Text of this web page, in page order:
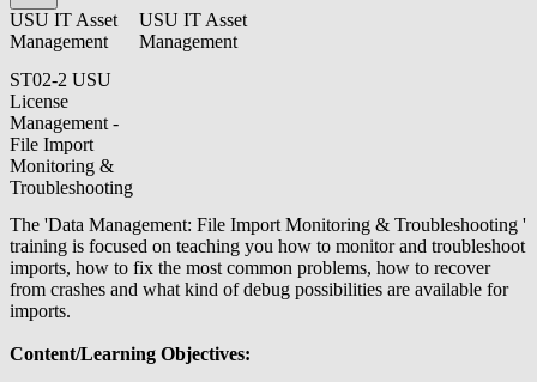
USU IT Asset
Management
ST02-2 USU
License
Management -
File Import
Monitoring &
Troubleshooting
USU IT Asset
Management
The 'Data Management: File Import Monitoring & Troubleshooting '
training is focused on teaching you how to monitor and troubleshoot
imports, how to fix the most common problems, how to recover
from crashes and what kind of debug possibilities are available for
imports.
Content/Learning Objectives: